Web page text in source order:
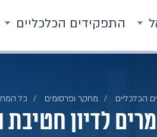
התפקידים הכלכליים
הכלכליים מחקר ופרסומים כל
לדיון